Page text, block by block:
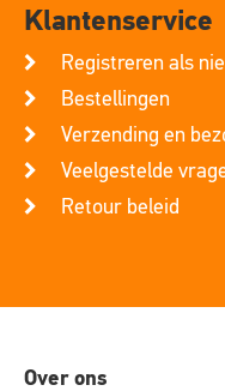
Klantenservice
Registreren als
Bestellingen
Verzending en
Veelgestelde
Retour beleid
Over ons